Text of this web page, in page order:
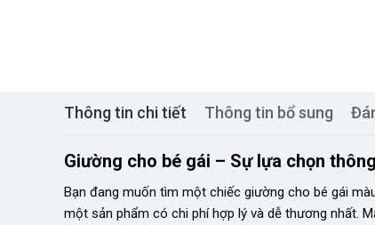
Thông tin chi tiết Thông tin bổ sung
Giường cho bé gái – Sự lựa chọn
Bạn đang muốn tìm một chiếc giường cho bé gái
một sản phẩm có chi phí hợp lý và dễ thương nhất.